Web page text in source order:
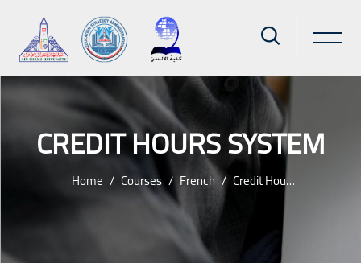
CREDIT HOURS SYSTEM
Home Courses French Credit Hours System